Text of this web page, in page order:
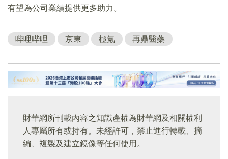
有望為公司業績提供更多助力。
哔哩哔哩 京東 極氪 再鼎醫藥
財華網所刊載內容之知識產權為財華網及相關權利
人專屬所有或持有。未經許可，禁止進行轉載、摘
編、複製及建立鏡像等任何使用。